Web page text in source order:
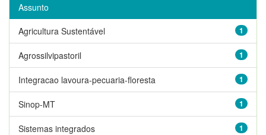
Assunto
1
Agricultura Sustentável
1
Agrossilvipastoril
1
Integracao lavoura-pecuaria-floresta
1
Sinop-MT
1
Sistemas integrados